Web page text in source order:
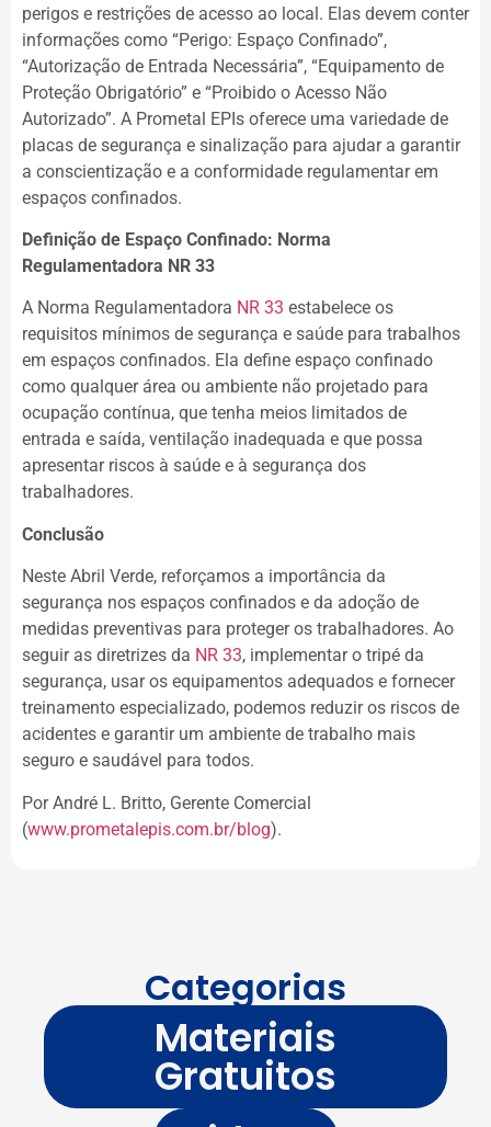
perigos e restrições de acesso ao local. Elas devem conter
informações como “Perigo: Espaço Confinado”,
“Autorização de Entrada Necessária”, “Equipamento de
Proteção Obrigatório” e “Proibido o Acesso Não
Autorizado”. A Prometal EPIs oferece uma variedade de
placas de segurança e sinalização para ajudar a garantir
a conscientização e a conformidade regulamentar em
espaços confinados.
Definição de Espaço Confinado: Norma
Regulamentadora NR 33
A Norma Regulamentadora NR 33 estabelece os
requisitos mínimos de segurança e saúde para trabalhos
em espaços confinados. Ela define espaço confinado
como qualquer área ou ambiente não projetado para
ocupação contínua, que tenha meios limitados de
entrada e saída, ventilação inadequada e que possa
apresentar riscos à saúde e à segurança dos
trabalhadores.
Conclusão
Neste Abril Verde, reforçamos a importância da
segurança nos espaços confinados e da adoção de
medidas preventivas para proteger os trabalhadores. Ao
seguir as diretrizes da NR 33, implementar o tripé da
segurança, usar os equipamentos adequados e fornecer
treinamento especializado, podemos reduzir os riscos de
acidentes e garantir um ambiente de trabalho mais
seguro e saudável para todos.
Por André L. Britto, Gerente Comercial
(www.prometalepis.com.br/blog).
Categorias
Materiais
Gratuitos